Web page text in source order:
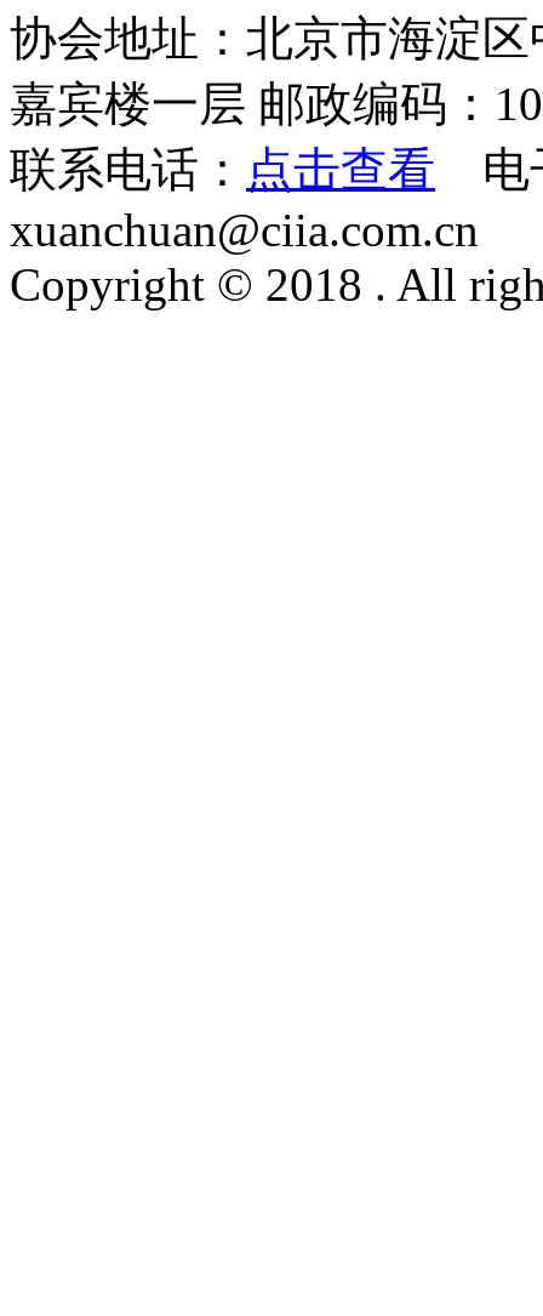
协会地址：北京市海淀
嘉宾楼一层 邮政编码：
联系电话： 点击查看 电
xuanchuan@ciia.com.cn
Copyright © 2018 . All